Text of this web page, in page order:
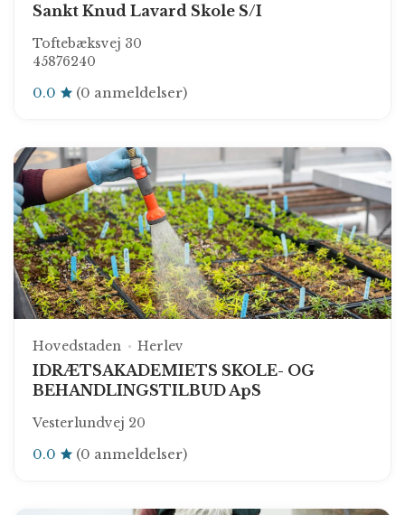
Sankt Knud Lavard Skole S/I
Toftebæksvej 30
45876240
0.0 (0 anmeldelser)
Hovedstaden Herlev
IDRÆTSAKADEMIETS SKOLE- OG
BEHANDLINGSTILBUD ApS
Vesterlundvej 20
0.0 (0 anmeldelser)